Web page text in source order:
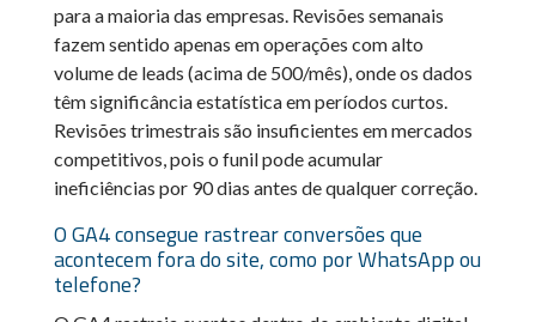
para a maioria das empresas. Revisões semanais
fazem sentido apenas em operações com alto
volume de leads (acima de 500/mês), onde os dados
têm significância estatística em períodos curtos.
Revisões trimestrais são insuficientes em mercados
competitivos, pois o funil pode acumular
ineficiências por 90 dias antes de qualquer correção.
O GA4 consegue rastrear conversões que
acontecem fora do site, como por WhatsApp ou
telefone?